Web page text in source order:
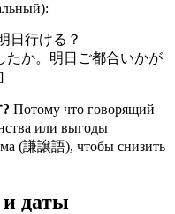
日行ける？
たか。明日ご都合いかが
Потому что говорящий
или выгоды
(謙譲語), чтобы снизить
даты